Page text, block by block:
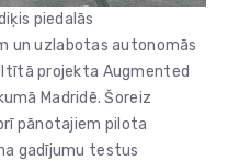
piedalās
un uzlabotas autonomās
projekta Augmented
Madridē. Šoreiz
pānotajiem pilota
gadījumu testus